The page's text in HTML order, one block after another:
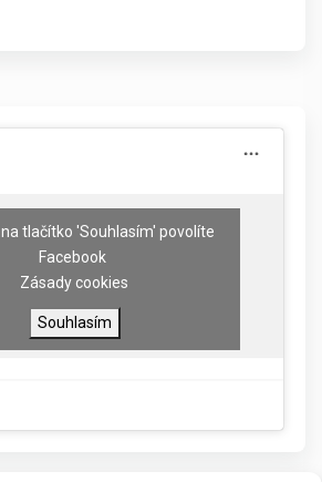
tlačítko 'Souhlasím' povolíte
Facebook
Zásady cookies
Souhlasím